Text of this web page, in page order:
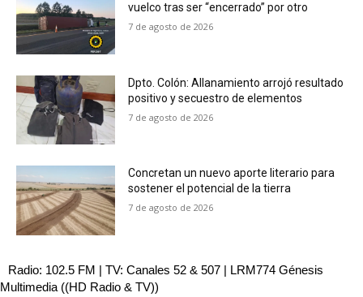
vuelco tras ser “encerrado” por otro
7 de agosto de 2026
Dpto. Colón: Allanamiento arrojó resultado
positivo y secuestro de elementos
7 de agosto de 2026
Concretan un nuevo aporte literario para
sostener el potencial de la tierra
7 de agosto de 2026
Radio: 102.5 FM | TV: Canales 52 & 507 | LRM774 Génesis
Multimedia ((HD Radio & TV))